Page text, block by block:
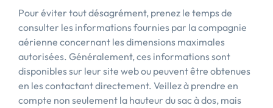
Pour éviter tout désagrément, prenez le temps de
consulter les informations fournies par la compagnie
aérienne concernant les dimensions maximales
autorisées. Généralement, ces informations sont
disponibles sur leur site web ou peuvent être obtenues
en les contactant directement. Veillez à prendre en
compte non seulement la hauteur du sac à dos, mais